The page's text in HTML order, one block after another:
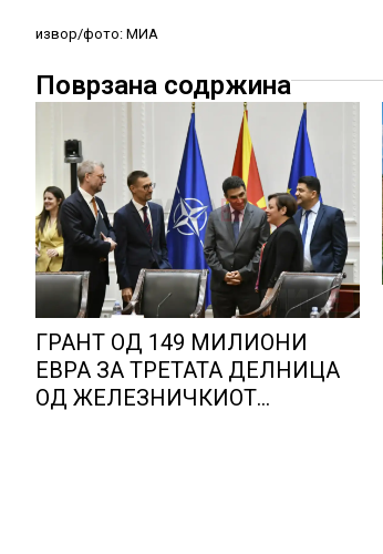
извор/фото: МИА
Поврзана содржина
ГРАНТ ОД 149 МИЛИОНИ
ЕВРА ЗА ТРЕТАТА ДЕЛНИЦА
ОД ЖЕЛЕЗНИЧКИОТ